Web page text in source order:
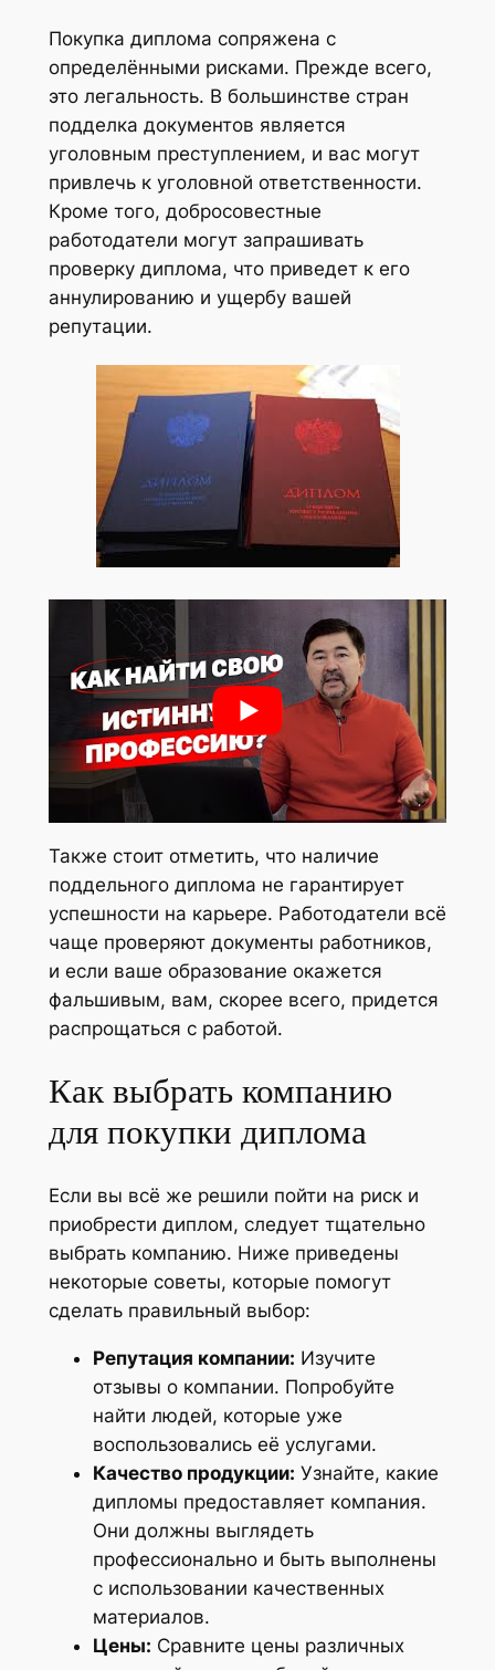
Покупка диплома сопряжена с
определёнными рисками. Прежде всего,
это легальность. В большинстве стран
подделка документов является
уголовным преступлением, и вас могут
привлечь к уголовной ответственности.
Кроме того, добросовестные
работодатели могут запрашивать
проверку диплома, что приведет к его
аннулированию и ущербу вашей
репутации.
Также стоит отметить, что наличие
поддельного диплома не гарантирует
успешности на карьере. Работодатели всё
чаще проверяют документы работников,
и если ваше образование окажется
фальшивым, вам, скорее всего, придется
распрощаться с работой.
Как выбрать компанию
для покупки диплома
Если вы всё же решили пойти на риск и
приобрести диплом, следует тщательно
выбрать компанию. Ниже приведены
некоторые советы, которые помогут
сделать правильный выбор:
Репутация компании: Изучите
отзывы о компании. Попробуйте
найти людей, которые уже
воспользовались её услугами.
Качество продукции: Узнайте, какие
дипломы предоставляет компания.
Они должны выглядеть
профессионально и быть выполнены
с использовании качественных
материалов.
Цены: Сравните цены различных